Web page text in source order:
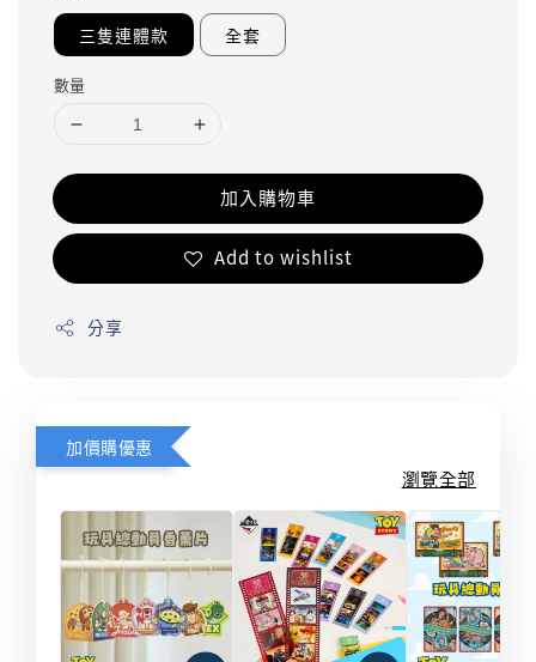
三隻連體款 全套
數量
加入購物車
Add to wishlist
分享
加價購優惠
瀏覽全部